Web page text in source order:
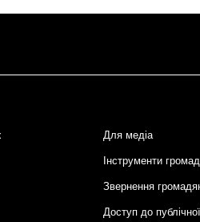
Для медіа
Інструменти
Звернення
Доступ до